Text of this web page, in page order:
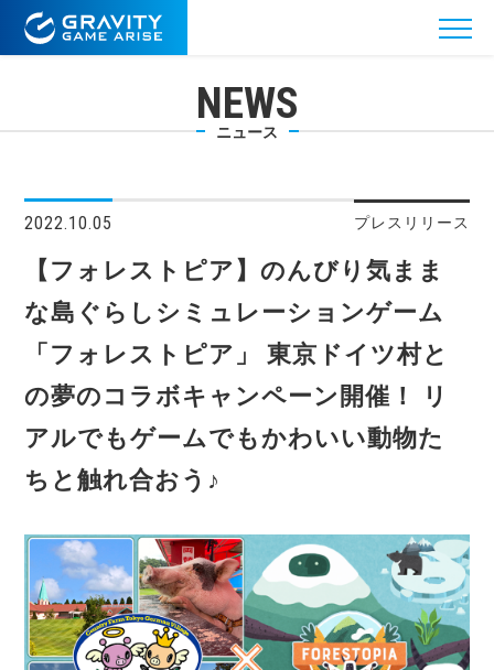
NEWS
ニュース
2022.10.05 プレスリリース
【フォレストピア】のんびり気まま
な島ぐらしシミュレーションゲーム
「フォレストピア」 東京ドイツ村と
の夢のコラボキャンペーン開催！ リ
アルでもゲームでもかわいい動物た
ちと触れ合おう♪